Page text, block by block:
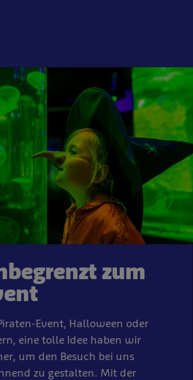
zum
Event, Halloween oder
eine tolle Idee haben wir
um den Besuch bei uns
zu gestalten. Mit der